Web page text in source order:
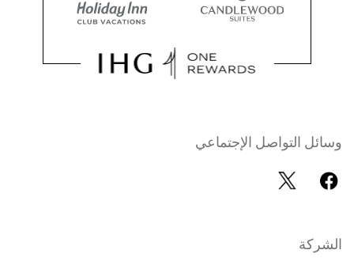
وسائل التواصل الإجتماعي
الشركة